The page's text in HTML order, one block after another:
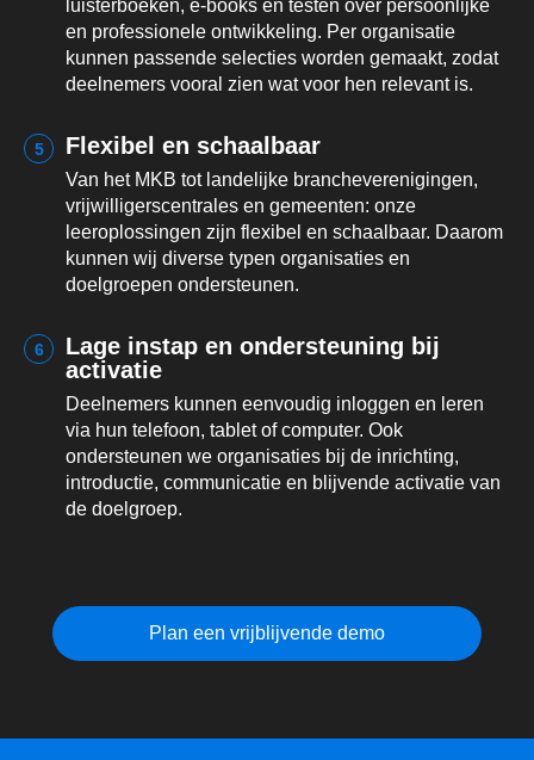
luisterboeken, e-books en testen over persoonlijke
en professionele ontwikkeling. Per organisatie
kunnen passende selecties worden gemaakt, zodat
deelnemers vooral zien wat voor hen relevant is.
5 Flexibel en schaalbaar
Van het MKB tot landelijke brancheverenigingen,
vrijwilligerscentrales en gemeenten: onze
leeroplossingen zijn flexibel en schaalbaar. Daarom
kunnen wij diverse typen organisaties en
doelgroepen ondersteunen.
6
Lage instap en ondersteuning bij
activatie
Deelnemers kunnen eenvoudig inloggen en leren
via hun telefoon, tablet of computer. Ook
ondersteunen we organisaties bij de inrichting,
introductie, communicatie en blijvende activatie van
de doelgroep.
Plan een vrijblijvende demo